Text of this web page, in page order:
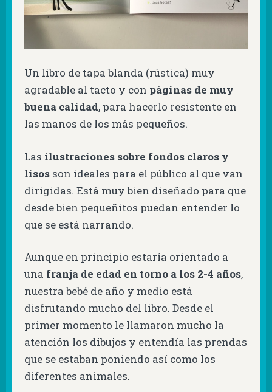
Un libro de tapa blanda (rústica) muy
agradable al tacto y con páginas de muy
buena calidad, para hacerlo resistente en
las manos de los más pequeños.
Las ilustraciones sobre fondos claros y
lisos son ideales para el público al que van
dirigidas. Está muy bien diseñado para que
desde bien pequeñitos puedan entender lo
que se está narrando.
Aunque en principio estaría orientado a
una franja de edad en torno a los 2-4 años,
nuestra bebé de año y medio está
disfrutando mucho del libro. Desde el
primer momento le llamaron mucho la
atención los dibujos y entendía las prendas
que se estaban poniendo así como los
diferentes animales.